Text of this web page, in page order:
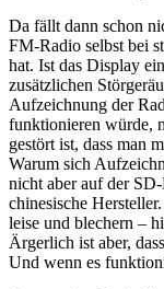
Da fällt dann schon
FM-Radio selbst bei
hat. Ist das Display
zusätzlichen
Aufzeichnung der
funktionieren würde,
gestört ist, dass man
Warum sich
nicht aber auf der
chinesische
leise und blechern –
Ärgerlich ist aber,
Und wenn es